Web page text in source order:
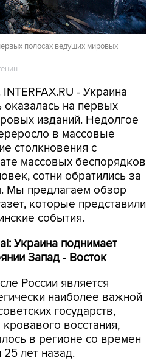
полосах ведущих мировых
- Украина
на первых
изданий. Недолгое
в массовые
столкновения с
массовых беспорядков
сотни обратились за
Мы предлагаем обзор
которые представили
события.
Украина поднимает
Запад - Восток
России является
наиболее важной
государств,
восстания,
в регионе со времен
лет назад.